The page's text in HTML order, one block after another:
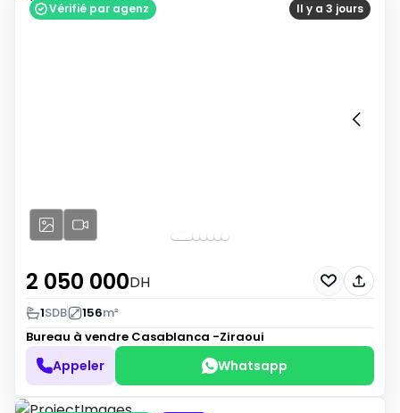
Il y a 3 jours
Vérifié par agenz
2 050 000DH
1SDB 156m²
Bureau à vendre Casablanca -Ziraoui
Appeler Whatsapp